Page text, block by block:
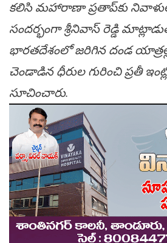
కలిసి మహారాణా ప్రతాప్‌కు
సందర్భంగా శ్రీనివాస్ రెడ్డి
భారతదేశంలో జరిగిన దండ యాత్రల్లో
చెండాడిన ధీరుల గురించి ప్రతీ
సూచించారు.